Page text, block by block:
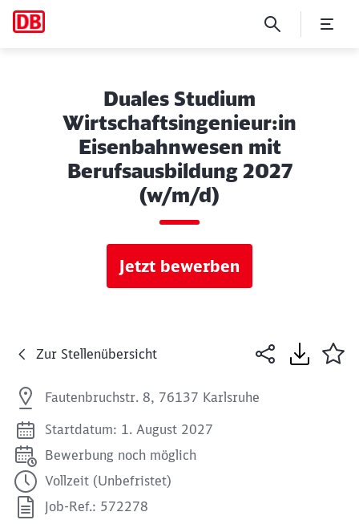
Duales Studium
Wirtschaftsingenieur:in
Eisenbahnwesen mit
Berufsausbildung 2027
(w/m/d)
Jetzt bewerben
Zur Stellenübersicht
Fautenbruchstr. 8, 76137 Karlsruhe
Startdatum: 1. August 2027
Bewerbung noch möglich
Vollzeit (Unbefristet)
Job-Ref.: 572278